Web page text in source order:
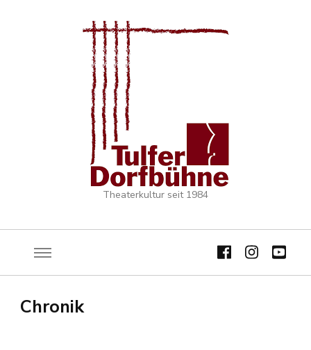
Theaterkultur seit 1984
Chronik